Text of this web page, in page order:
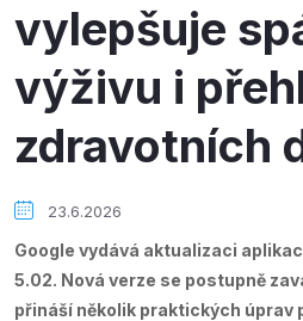
vylepšuje
výživu i
zdravotních
23.6.2026
Google vydává aktualizaci
5.02. Nová verze se postupně
přináší několik praktických úprav